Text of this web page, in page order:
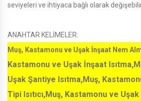
seviyeleri ve ihtiyaca bağlı olarak
ANAHTAR KELİMELER:
Muş, Kastamonu ve Uşak İnşaat Nem
Kastamonu ve Uşak İnşaat
Uşak Şantiye Isıtma,Muş,
Tipi Isıtıcı,Muş, Kastamonu ve Uşak